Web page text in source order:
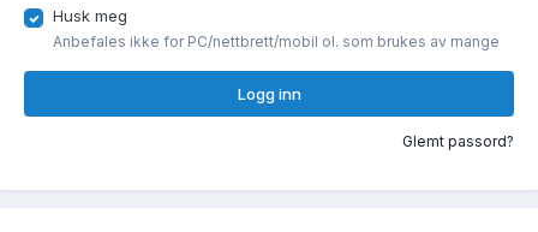
Husk meg
Anbefales ikke for PC/nettbrett/mobil ol. som brukes av mange
Logg inn
Glemt passord?